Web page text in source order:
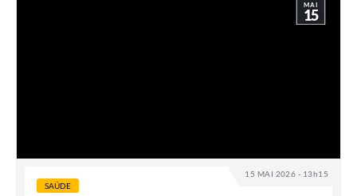
15 MAI 2026 - 13h15
MAI
15
SAÚDE